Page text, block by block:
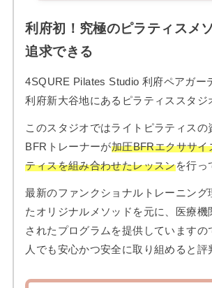
利府初！究極のピラティスメ
追求できる
4SQURE Pilates Studio 利府ペアガー
利府新大谷地にあるピラティススタジ
このスタジオではライトピラティスの
BFRトレーナーが加圧BFRエクササイ
ティスを組み合わせたレッスンを行っ
最新のファンクショナルトレーニング
たオリジナルメソッドを元に、医療機
されたプログラムを提供していますの
人でも安心かつ安全に取り組めると評